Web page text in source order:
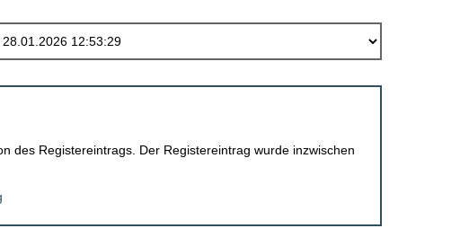
des Registereintrags. Der Registereintrag wurde inzwischen